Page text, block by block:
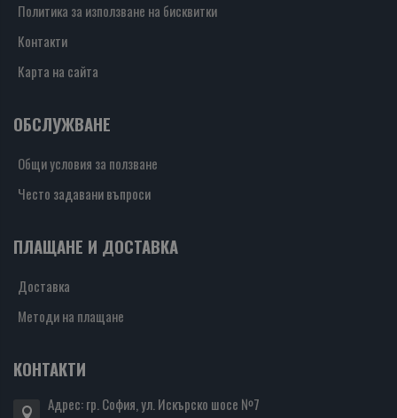
Политика за използване на бисквитки
Контакти
Карта на сайта
ОБСЛУЖВАНЕ
Общи условия за ползване
Често задавани въпроси
ПЛАЩАНЕ И ДОСТАВКА
Доставка
Методи на плащане
КОНТАКТИ
Адрес: гр. София, ул. Искърско шосе №7